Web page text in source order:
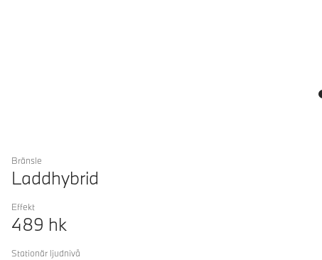
Bränsle
Laddhybrid
Effekt
489 hk
Stationär ljudnivå